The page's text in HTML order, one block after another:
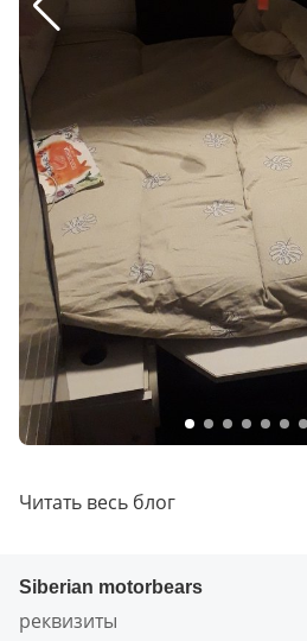
Читать весь блог
Siberian motorbears
реквизиты